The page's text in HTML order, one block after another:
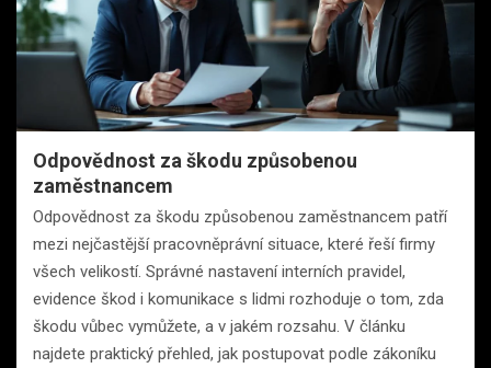
Odpovědnost za škodu způsobenou
zaměstnancem
Odpovědnost za škodu způsobenou zaměstnancem patří
mezi nejčastější pracovněprávní situace, které řeší firmy
všech velikostí. Správné nastavení interních pravidel,
evidence škod i komunikace s lidmi rozhoduje o tom, zda
škodu vůbec vymůžete, a v jakém rozsahu. V článku
najdete praktický přehled, jak postupovat podle zákoníku